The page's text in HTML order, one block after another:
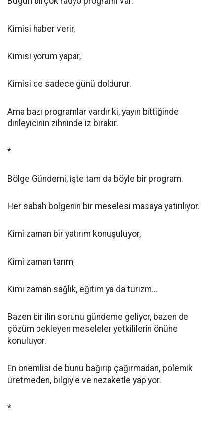
Kimisi haber verir,
Kimisi yorum yapar,
Kimisi de sadece günü doldurur.
Ama bazı programlar vardır ki, yayın bittiğinde
dinleyicinin zihninde iz bırakır.
*
Bölge Gündemi, işte tam da böyle bir program.
Her sabah bölgenin bir meselesi masaya yatırılıyor.
Kimi zaman bir yatırım konuşuluyor,
Kimi zaman tarım,
Kimi zaman sağlık, eğitim ya da turizm…
Bazen bir ilin sorunu gündeme geliyor, bazen de
çözüm bekleyen meseleler yetkililerin önüne
konuluyor.
En önemlisi de bunu bağırıp çağırmadan, polemik
üretmeden, bilgiyle ve nezaketle yapıyor.
*